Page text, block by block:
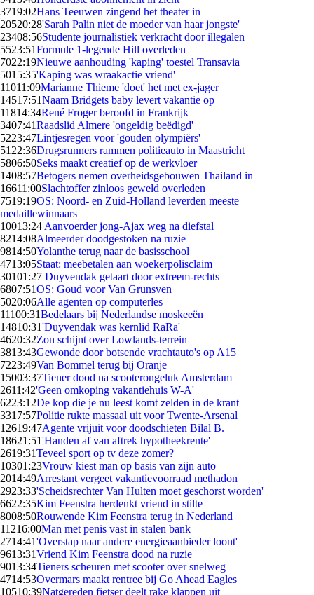
3719:02Hans Teeuwen zingend het theater in
20520:28'Sarah Palin niet de moeder van haar jongste'
23408:56Studente journalistiek verkracht door illegalen
5523:51Formule 1-legende Hill overleden
7022:19Nieuwe aanhouding 'kaping' toestel Transavia
5015:35'Kaping was wraakactie vriend'
11011:09Marianne Thieme 'doet' het met ex-jager
14517:51Naam Bridgets baby levert vakantie op
11814:34René Froger beroofd in Frankrijk
3407:41Raadslid Almere 'ongeldig beëdigd'
5223:47Lintjesregen voor 'gouden olympiërs'
51 22:36Drugsrunners rammen politieauto in Maastricht
5806:50Seks maakt creatief op de werkvloer
1408:57Betogers nemen overheidsgebouwen Thailand in
16611:00Slachtoffer zinloos geweld overleden
7519:19OS: Noord- en Zuid-Holland leverden meeste
medaillewinnaars
10013:24 Aanvoerder jong-Ajax weg na diefstal
8214:08Almeerder doodgestoken na ruzie
9814:50Yolanthe terug naar de basisschool
4713:05Staat: meebetalen aan woekerpolisclaim
30101:27 Duyvendak getaart door extreem-rechts
6807:51OS: Goud voor Van Grunsven
5020:06Alle agenten op computerles
11100:31Bedelaars bij Nederlandse moskeeën
14810:31'Duyvendak was kernlid RaRa'
4620:32Zon schijnt over Lowlands-terrein
3813:43Gewonde door botsende vrachtauto's op A15
7223:49Van Bommel terug bij Oranje
15003:37Tiener dood na scooterongeluk Amsterdam
2611:42'Geen omkoping vakantiehuis W-A'
6223:12De kop die je nu leest komt zelden in de krant
3317:57Politie rukte massaal uit voor Twente-Arsenal
12619:47Agente vrijuit voor doodschieten Bilal B.
18621:51'Handen af van aftrek hypotheekrente'
2619:31Teveel sport op tv deze zomer?
10301:23Vrouw kiest man op basis van zijn auto
2014:49Arrestant vergeet vakantievoorraad methadon
2923:33'Scheidsrechter Van Hulten moet geschorst worden'
6622:35Kim Feenstra herdenkt vriend in stilte
8008:50Rouwende Kim Feenstra terug in Nederland
11216:00Man met penis vast in stalen bank
2714:41'Overstap naar andere energieaanbieder loont'
9613:31Vriend Kim Feenstra dood na ruzie
9013:34Tieners scheuren met scooter over snelweg
4714:53Overmars maakt rentree bij Go Ahead Eagles
10510:39Natgereden fietser deelt rake klappen uit